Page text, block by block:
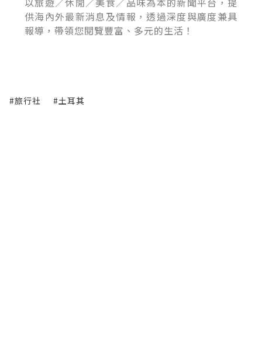
供海內外最新消息及情報，透過深度與廣度兼具
報導，帶領您閱覽豐富、多元的生活！
#旅行社 #土耳其